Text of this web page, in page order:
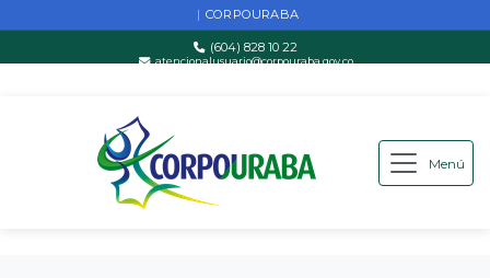
Saltar al contenido principal
| CORPOURABA
(604) 828 10 22
atencionalusuario@corpouraba.gov.co
Menú